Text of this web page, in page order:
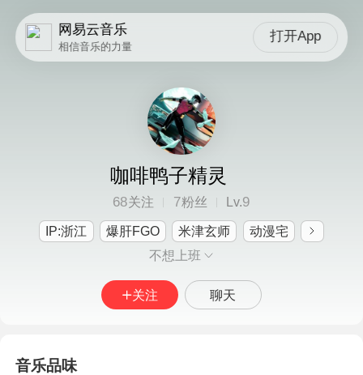
网易云音乐
相信音乐的力量
打开App
咖啡鸭子精灵
68关注 7粉丝 Lv.9
IP:浙江 爆肝FGO 米津玄师
动漫宅
不想上班
关注 聊天
音乐品味